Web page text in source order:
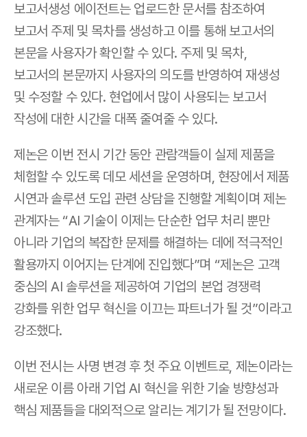
보고서생성 에이전트는 업로드한 문서를 참조하여
보고서 주제 및 목차를 생성하고 이를 통해 보고서의
본문을 사용자가 확인할 수 있다. 주제 및 목차,
보고서의 본문까지 사용자의 의도를 반영하여 재생성
및 수정할 수 있다. 현업에서 많이 사용되는 보고서
작성에 대한 시간을 대폭 줄여줄 수 있다.
제논은 이번 전시 기간 동안 관람객들이 실제 제품을
체험할 수 있도록 데모 세션을 운영하며, 현장에서 제품
시연과 솔루션 도입 관련 상담을 진행할 계획이며 제논
관계자는 “AI 기술이 이제는 단순한 업무 처리 뿐만
아니라 기업의 복잡한 문제를 해결하는 데에 적극적인
활용까지 이어지는 단계에 진입했다”며 “제논은 고객
중심의 AI 솔루션을 제공하여 기업의 본업 경쟁력
강화를 위한 업무 혁신을 이끄는 파트너가 될 것”이라고
강조했다.
이번 전시는 사명 변경 후 첫 주요 이벤트로, 제논이라는
새로운 이름 아래 기업 AI 혁신을 위한 기술 방향성과
핵심 제품들을 대외적으로 알리는 계기가 될 전망이다.